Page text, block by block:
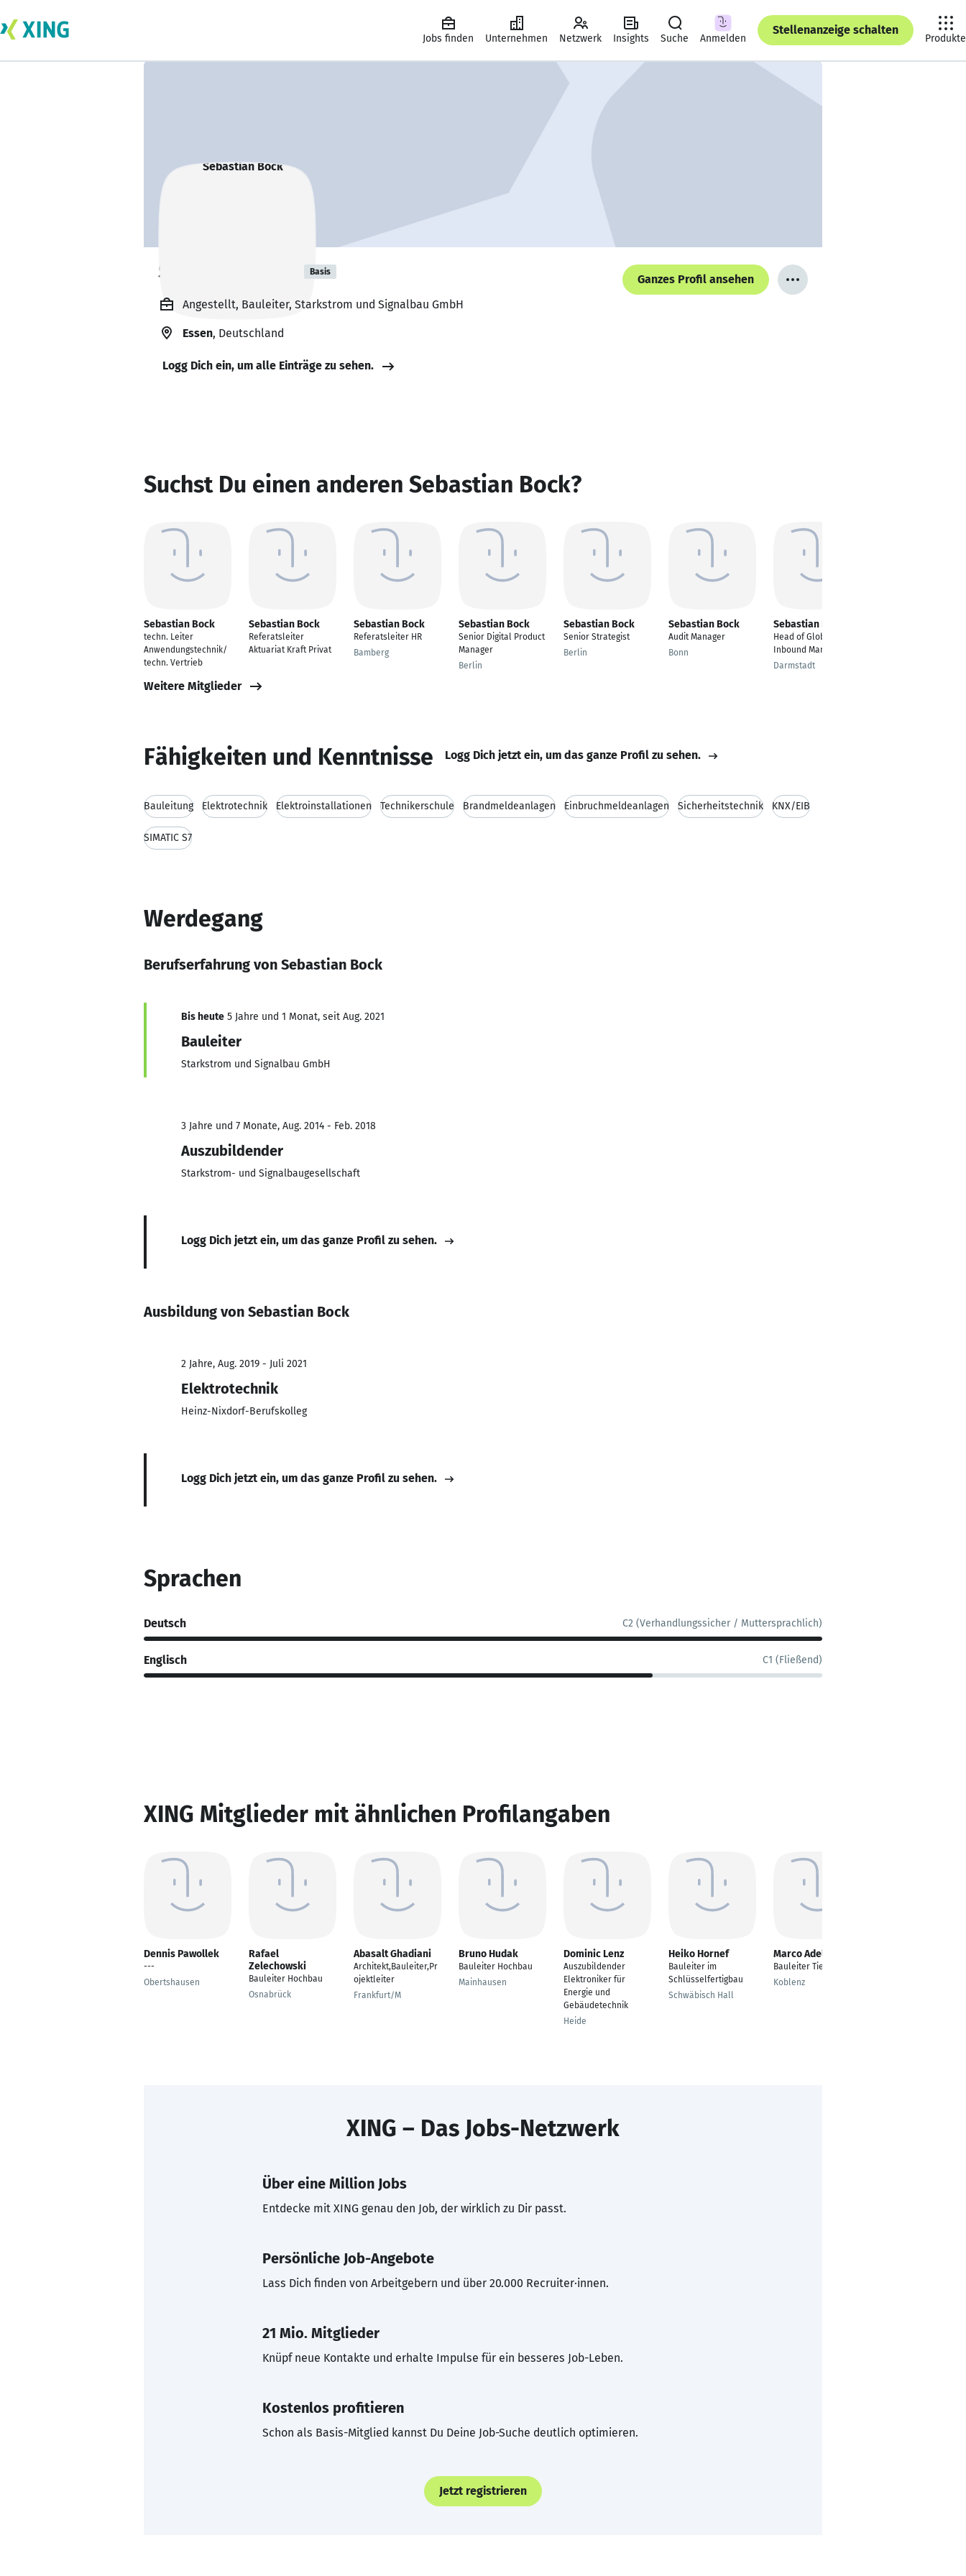
Jobs finden Unternehmen Netzwerk Insights Suche Anmelden
Stellenanzeige schalten
Produkte
Sebastian Bock Basis
Ganzes Profil ansehen
Angestellt, Bauleiter, Starkstrom und Signalbau GmbH
Essen, Deutschland
Logg Dich ein, um alle Einträge zu sehen.
Suchst Du einen anderen Sebastian Bock?
Sebastian Bock
techn. Leiter
Anwendungstechnik/
techn. Vertrieb
Sebastian Bock
Referatsleiter
Aktuariat Kraft Privat
Sebastian Bock
Referatsleiter HR
Bamberg
Sebastian Bock
Senior Digital Product
Manager
Berlin
Sebastian Bock
Senior Strategist
Berlin
Sebastian Bock
Audit Manager
Bonn
Sebastian Bock
Head of Global
Inbound Management
Darmstadt
Weitere Mitglieder
Fähigkeiten und Kenntnisse Logg Dich jetzt ein, um das ganze Profil zu sehen.
Bauleitung Elektrotechnik Elektroinstallationen Technikerschule Brandmeldeanlagen Einbruchmeldeanlagen Sicherheitstechnik KNX/EIB
SIMATIC S7
Werdegang
Berufserfahrung von Sebastian Bock
Bis heute 5 Jahre und 1 Monat, seit Aug. 2021
Bauleiter
Starkstrom und Signalbau GmbH
3 Jahre und 7 Monate, Aug. 2014 - Feb. 2018
Auszubildender
Starkstrom- und Signalbaugesellschaft
Logg Dich jetzt ein, um das ganze Profil zu sehen.
Ausbildung von Sebastian Bock
2 Jahre, Aug. 2019 - Juli 2021
Elektrotechnik
Heinz-Nixdorf-Berufskolleg
Logg Dich jetzt ein, um das ganze Profil zu sehen.
Sprachen
Deutsch C2 (Verhandlungssicher / Muttersprachlich)
Englisch C1 (Fließend)
XING Mitglieder mit ähnlichen Profilangaben
Dennis Pawollek
---
Obertshausen
Rafael
Zelechowski
Bauleiter Hochbau
Osnabrück
Abasalt Ghadiani
Architekt,Bauleiter,Pr
ojektleiter
Frankfurt/M
Bruno Hudak
Bauleiter Hochbau
Mainhausen
Dominic Lenz
Auszubildender
Elektroniker für
Energie und
Gebäudetechnik
Heide
Heiko Hornef
Bauleiter im
Schlüsselfertigbau
Schwäbisch Hall
Marco Adel
Bauleiter Tiefbau
Koblenz
XING – Das Jobs-Netzwerk
Über eine Million Jobs
Entdecke mit XING genau den Job, der wirklich zu Dir passt.
Persönliche Job-Angebote
Lass Dich finden von Arbeitgebern und über 20.000 Recruiter·innen.
21 Mio. Mitglieder
Knüpf neue Kontakte und erhalte Impulse für ein besseres Job-Leben.
Kostenlos profitieren
Schon als Basis-Mitglied kannst Du Deine Job-Suche deutlich optimieren.
Jetzt registrieren